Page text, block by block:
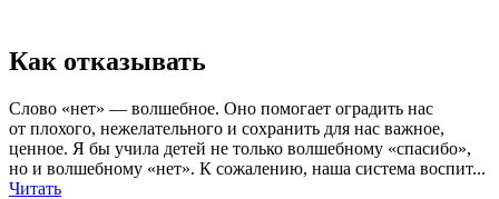
Как отказывать
Слово «нет» — волшебное. Оно помогает оградить нас
от плохого, нежелательного и сохранить для нас важное,
ценное. Я бы учила детей не только волшебному «спасибо»,
но и волшебному «нет». К сожалению, наша система воспит...
Читать